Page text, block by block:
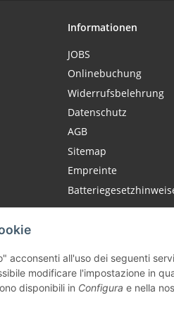
acconsenti all'uso dei seguenti
modificare l'impostazione in
disponibili in Configura e nella
Informationen
JOBS
Onlinebuchung
Widerrufsbelehrung
Datenschutz
AGB
Sitemap
Empreinte